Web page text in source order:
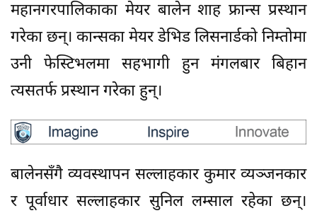
महानगरपालिकाका मेयर बालेन शाह फ्रान्स प्रस्थान
गरेका छन्। कान्सका मेयर डेभिड लिसनार्डको निम्तोमा
उनी फेस्टिभलमा सहभागी हुन मंगलबार बिहान
त्यसतर्फ प्रस्थान गरेका हुन्।
बालेनसँगै व्यवस्थापन सल्लाहकार कुमार व्यञ्जनकार
र पूर्वाधार सल्लाहकार सुनिल लम्साल रहेका छन्।